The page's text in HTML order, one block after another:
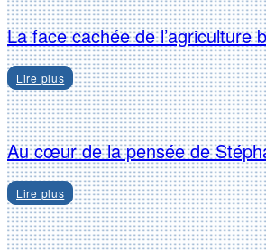
La face cachée de l’agriculture
Lire plus
Au cœur de la pensée de
Lire plus